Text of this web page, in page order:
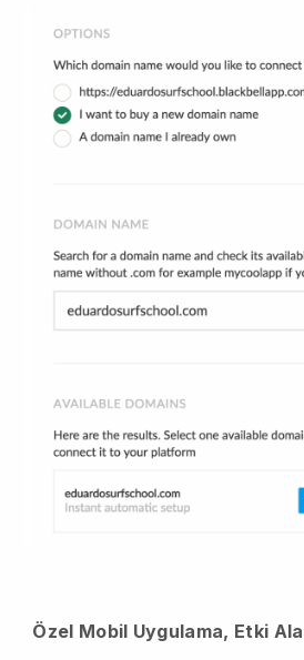
Özel Mobil Uygulama, Etki